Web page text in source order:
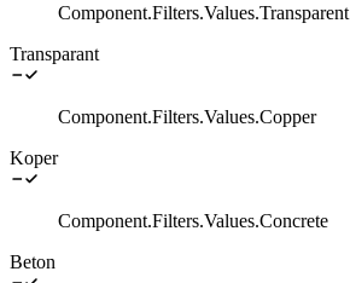
Component.Filters.Values.Transparent
Transparant
Component.Filters.Values.Copper
Koper
Component.Filters.Values.Concrete
Beton